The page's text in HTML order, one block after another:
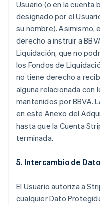
Usuario (o en la cuenta
designado por el
su nombre). Asimismo,
derecho a instruir a
Liquidación, que no
los Fondos de
no tiene derecho a
alguna relacionada con
mantenidos por BBVA.
en este Anexo del
hasta que la Cuenta
terminada.
5. Intercambio de
El Usuario autoriza a
cualquier Dato